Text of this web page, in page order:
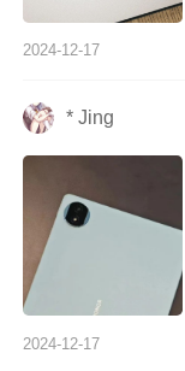
2024-12-17
* Jing
2024-12-17